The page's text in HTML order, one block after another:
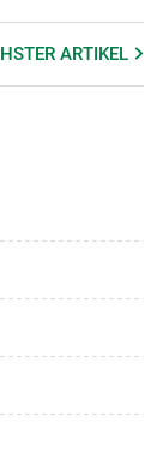
ARTIKEL